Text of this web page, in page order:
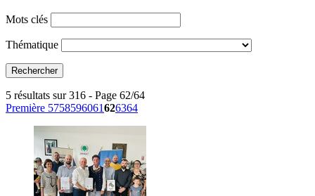
Mots clés
Thématique
5 résultats sur 316 - Page 62/64
Première 5758596061626364